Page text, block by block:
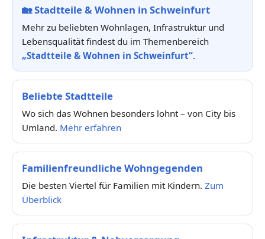
🏡Stadtteile & Wohnen in Schweinfurt
Mehr zu beliebten Wohnlagen, Infrastruktur und
Lebensqualität findest du im Themenbereich
„Stadtteile & Wohnen in Schweinfurt“.
Beliebte Stadtteile
Wo sich das Wohnen besonders lohnt – von City bis
Umland. Mehr erfahren
Familienfreundliche Wohngegenden
Die besten Viertel für Familien mit Kindern. Zum
Überblick